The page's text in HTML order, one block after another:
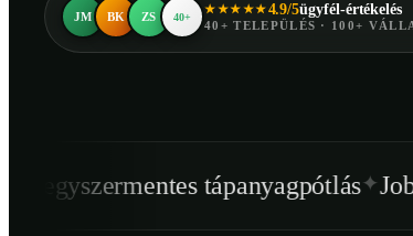
JM BK ZS 40+
★★★★★4.9/5ügyfél-értékelés
40+ TELEPÜLÉS · 100+
tápanyagpótlás✦Jobb